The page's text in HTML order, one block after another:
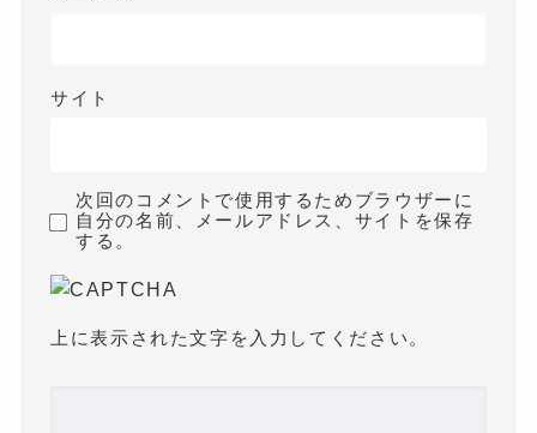
サイト
次回のコメントで使用するためブラウザーに
自分の名前、メールアドレス、サイトを保存
する。
上に表示された文字を入力してください。